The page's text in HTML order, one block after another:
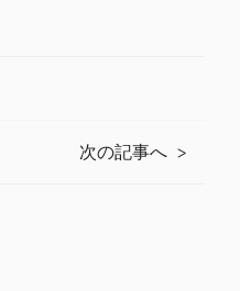
次の記事へ